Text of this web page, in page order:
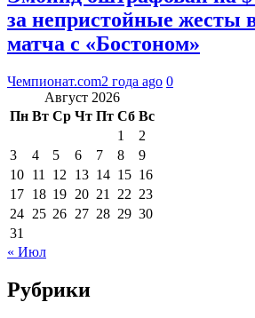
за непристойные жесты
матча с «Бостоном»
Чемпионат.com2 года ago 0
Август 2026
Пн Вт Ср Чт Пт Сб Вс
1
2
3
4 5 6 7 8
9
10 11 12 13 14 15 16
17 18 19 20 21 22 23
24 25 26 27 28 29 30
31
« Июл
Рубрики